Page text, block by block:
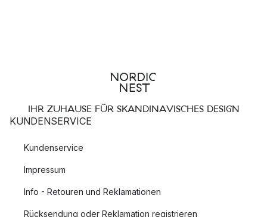
IHR ZUHAUSE FÜR SKANDINAVISCHES DESIGN
KUNDENSERVICE
Kundenservice
Impressum
Info - Retouren und Reklamationen
Rücksendung oder Reklamation registrieren